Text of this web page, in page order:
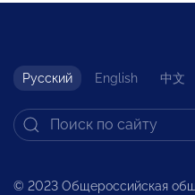
Русский English 中文
© 2023 Общероссийская